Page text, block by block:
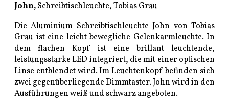
John,Schreibtischleuchte, Tobias Grau
Die Aluminium Schreibtischleuchte John von Tobias
Grau ist eine leicht bewegliche Gelenkarmleuchte. In
dem flachen Kopf ist eine brillant leuchtende,
leistungsstarke LED integriert, die mit einer optischen
Linse entblendet wird. Im Leuchtenkopf befinden sich
zwei gegenüberliegende Dimmtaster. John wird in den
Ausführungen weiß und schwarz angeboten.